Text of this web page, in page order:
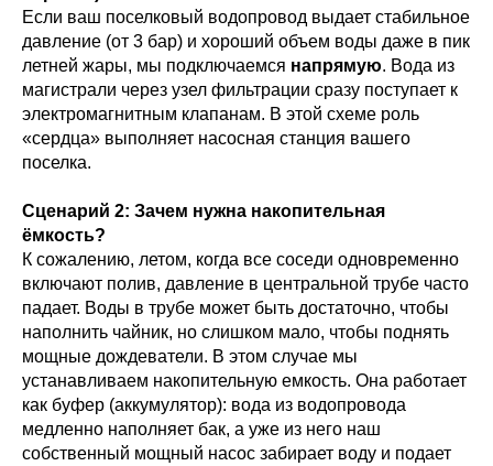
Если ваш поселковый водопровод выдает стабильное
давление (от 3 бар) и хороший объем воды даже в пик
летней жары, мы подключаемся напрямую. Вода из
магистрали через узел фильтрации сразу поступает к
электромагнитным клапанам. В этой схеме роль
«сердца» выполняет насосная станция вашего
поселка.
Сценарий 2: Зачем нужна накопительная
ёмкость?
К сожалению, летом, когда все соседи одновременно
включают полив, давление в центральной трубе часто
падает. Воды в трубе может быть достаточно, чтобы
наполнить чайник, но слишком мало, чтобы поднять
мощные дождеватели. В этом случае мы
устанавливаем накопительную емкость. Она работает
как буфер (аккумулятор): вода из водопровода
медленно наполняет бак, а уже из него наш
собственный мощный насос забирает воду и подает